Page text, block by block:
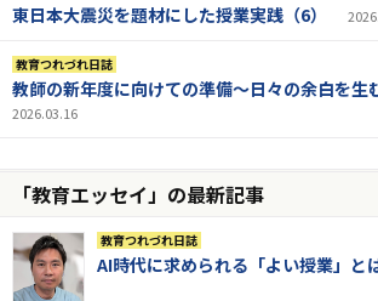
東日本大震災を題材にした授業実践（6）
教育つれづれ日誌
教師の新年度に向けての準備〜日々の余白を生
2026.03.16
「教育エッセイ」の最新記事
教育つれづれ日誌
AI時代に求められる「よい授業」と